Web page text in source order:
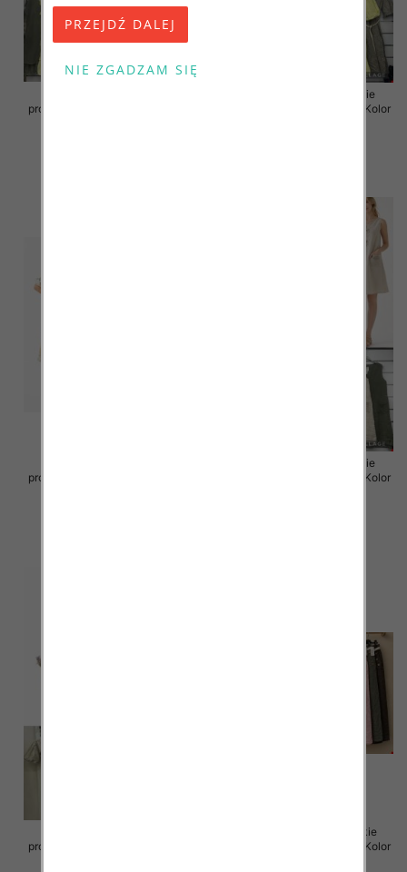
produkt) Roz Standard, Mix Kolor
Sukienki damskie (Włoskie
produkt) Roz Standard, Mix Kolor
produkt) Roz Standard, Mix Kolor
Sukienki damskie (Włoskie
produkt) Roz Standard, Mix Kolor
produkt) Roz Standard, Mix Kolor
Spódnice damskie (Włoskie
produkt) Roz Standard, Mix Kolor